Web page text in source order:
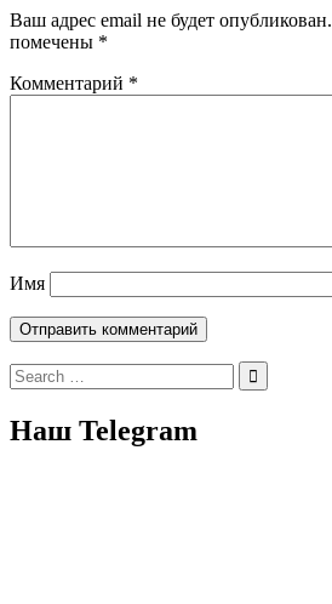
Ваш адрес email не будет опубликован.
помечены *
Комментарий *
Имя
Search
for:
Наш Telegram